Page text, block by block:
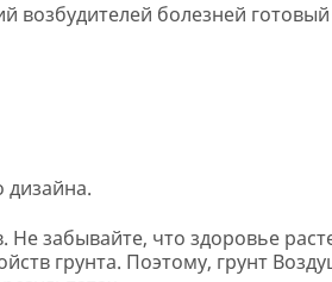
возбудителей болезней
дизайна.
забывайте, что здоровье
грунта. Поэтому, грунт